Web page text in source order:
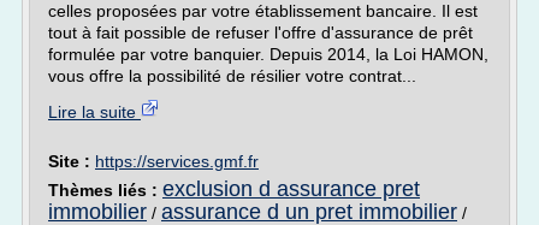
celles proposées par votre établissement bancaire. Il est
tout à fait possible de refuser l'offre d'assurance de prêt
formulée par votre banquier. Depuis 2014, la Loi HAMON,
vous offre la possibilité de résilier votre contrat...
Lire la suite
Site : https://services.gmf.fr
Thèmes liés : exclusion d assurance pret
immobilier / assurance d un pret immobilier /